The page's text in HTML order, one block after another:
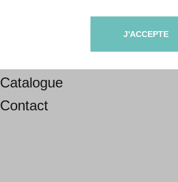
J'ACCEPTE
Catalogue
Contact